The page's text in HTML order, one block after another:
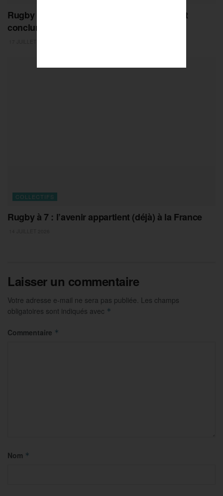
Rugby : face au Japon, le XV de France veut
conclure son bel été
COLLECTIFS
Rugby à 7 : l’avenir appartient (déjà) à la France
Laisser un commentaire
Votre adresse e-mail ne sera pas publiée. Les champs
obligatoires sont indiqués avec *
Commentaire *
Nom *